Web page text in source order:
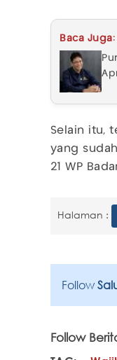
Baca Juga:
Selain itu,
yang
21 WP
Halaman :
Follow
Follow